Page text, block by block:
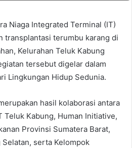
Niaga Integrated Terminal (IT)
transplantasi terumbu karang di
Kelurahan Teluk Kabung
tersebut digelar dalam
Lingkungan Hidup Sedunia.
hasil kolaborasi antara
Teluk Kabung, Human Initiative,
Provinsi Sumatera Barat,
serta Kelompok